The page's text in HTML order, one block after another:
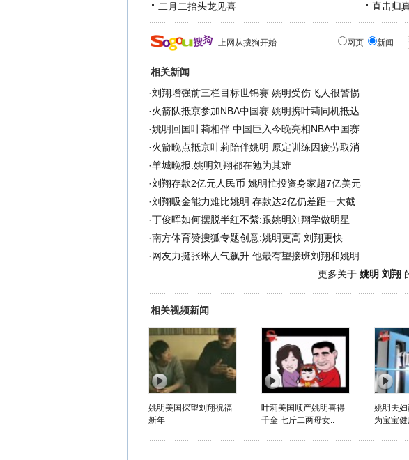
二月二抬头龙见喜 直击归
上网从搜狗开始 网页 新闻
相关新闻
·刘翔增强前三栏目标世锦赛 姚明受伤飞人很警惕
·火箭队抵京参加NBA中国赛 姚明携叶莉同机抵达
·姚明回国叶莉相伴 中国巨入今晚亮相NBA中国赛
·火箭晚点抵京叶莉陪伴姚明 原定训练因疲劳取消
·羊城晚报:姚明刘翔都在勉为其难
·刘翔存款2亿元人民币 姚明忙投资身家超7亿美元
·刘翔吸金能力难比姚明 存款达2亿仍差距一大截
·丁俊晖如何摆脱半红不紫:跟姚明刘翔学做明星
·南方体育赞搜狐专题创意:姚明更高 刘翔更快
·网友力挺张琳人气飙升 他最有望接班刘翔和姚明
更多关于 姚明 刘翔
相关视频新闻
姚明美国探望刘翔祝福
新年
叶莉美国顺产姚明喜得
千金 七斤二两母女..
姚明夫妇
为宝宝